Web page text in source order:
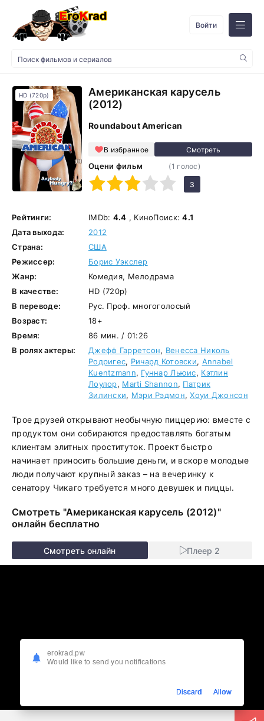
Войти
Американская карусель
(2012)
Roundabout American
В избранное
HD (720p)
Оцени фильм
2 3 5
(1 голос)
3
Рейтинги: IMDb: 4.4 , КиноПоиск:4.1
Дата выхода:
2012
Страна:
США
Режиссер:
Борис Уэкслер
Жанр:
Комедия, Мелодрама
В качестве:
HD (720p)
В переводе:
Рус. Проф. многоголосый
Возраст:
18+
Время:
86 мин. / 01:26
В ролях актеры:
Джефф Гарретсон, Венесса Николь
Родригес, Ричард Котовски, Annabel
Kuentzmann, Гуннар Льюис, Кэтлин
Лоулор, Marti Shannon, Патрик
Зилински, Мэри Рэдмон,Хоуи Джонсон
Трое друзей открывают необычную пиццерию: вместе с
продуктом они собираются предоставлять богатым
клиентам элитных проституток. Проект быстро
начинает приносить большие деньги, и вскоре молодые
люди получают крупный заказ – на вечеринку к
сенатору Чикаго требуется много девушек и пиццы.
Смотреть "Американская карусель (2012)"
онлайн бесплатно
Смотреть онлайн Плеер 2
erokrad.pw
Would like to send you notifications
Discard Allow